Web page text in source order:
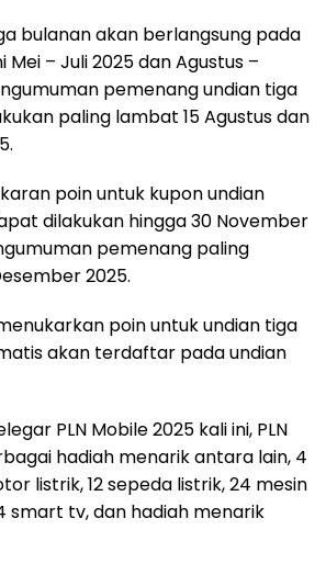
bulanan akan berlangsung pada
Mei – Juli 2025 dan Agustus –
pemenang undian tiga
paling lambat 15 Agustus dan
poin untuk kupon undian
dilakukan hingga 30 November
pemenang paling
2025.
poin untuk undian tiga
akan terdaftar pada undian
PLN Mobile 2025 kali ini, PLN
hadiah menarik antara lain, 4
listrik, 12 sepeda listrik, 24 mesin
smart tv, dan hadiah menarik